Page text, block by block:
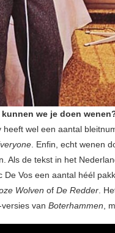
we je doen
heeft wel een aantal
. Enfin, echt wenen
Als de tekst in het
De Vos een aantal héél
Wolven of De Redder.
van Boterhammen,